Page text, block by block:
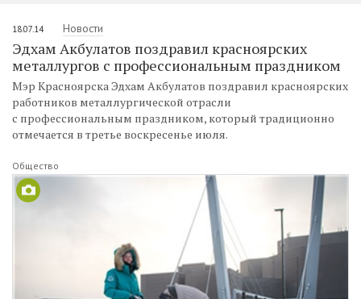
18.07.14 Новости
Эдхам Акбулатов поздравил красноярских
металлургов с профессиональным праздником
Мэр Красноярска Эдхам Акбулатов поздравил красноярских
работников металлургической отрасли
с профессиональным праздником, который традиционно
отмечается в третье воскресенье июля.
Общество